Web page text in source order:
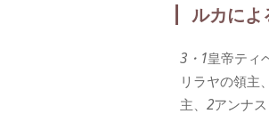
ルカによ
3・1皇帝ティ
リラヤの領主
主、 2アンナ